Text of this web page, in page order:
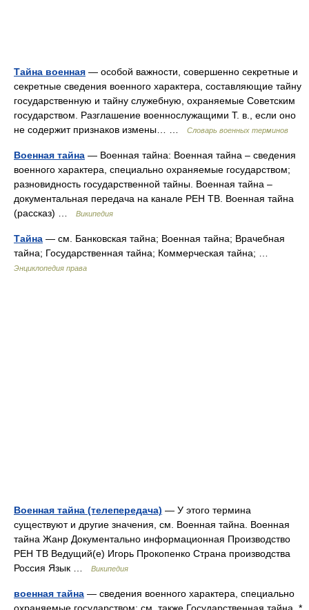
Тайна военная — особой важности, совершенно секретные и
секретные сведения военного характера, составляющие тайну
государственную и тайну служебную, охраняемые Советским
государством. Разглашение военнослужащими Т. в., если оно
не содержит признаков измены… …
Словарь военных терминов
Военная тайна — Военная тайна: Военная тайна – сведения
военного характера, специально охраняемые государством;
разновидность государственной тайны. Военная тайна –
документальная передача на канале РЕН ТВ. Военная тайна
(рассказ) …
Википедия
Тайна — см. Банковская тайна; Военная тайна; Врачебная
тайна; Государственная тайна; Коммерческая тайна; …
Энциклопедия права
Военная тайна (телепередача) — У этого термина
существуют и другие значения, см. Военная тайна. Военная
тайна Жанр Документально информационная Производство
РЕН ТВ Ведущий(е) Игорь Прокопенко Страна производства
Россия Язык …
Википедия
военная тайна — сведения военного характера, специально